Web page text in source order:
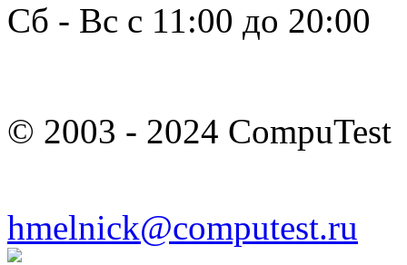
Сб - Вс с 11:00 до 20:00
© 2003 - 2024 CompuTest
hmelnick@computest.ru